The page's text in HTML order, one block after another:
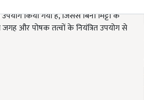
किया गया है, जिससे बिना मिट्टी के
और पोषक तत्वों के नियंत्रित उपयोग से